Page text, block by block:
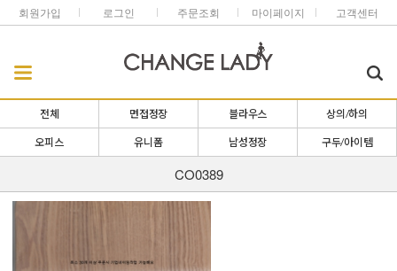
회원가입 로그인 주문조회 마이페이지 고객센터
전체 면접정장 블라우스 상의/하의
오피스 유니폼 남성정장 구두/아이템
CO0389